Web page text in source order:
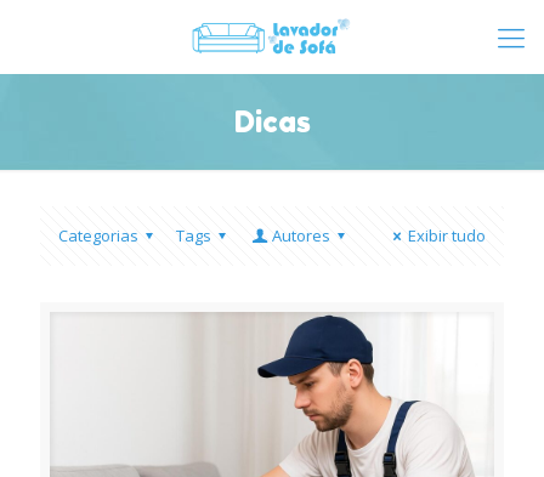
Dicas
Categorias Tags Autores Exibir tudo